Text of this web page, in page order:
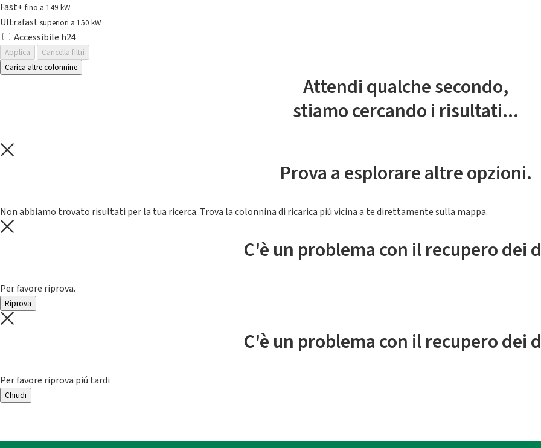
Fast+fino a 149 kW
Ultrafast superiori a 150 kW
Accessibile h24
Applica
Cancella filtri
Carica altre colonnine
Attendi qualche secondo,
stiamo cercando i risultati...
Prova a esplorare altre opzioni.
Non abbiamo trovato risultati per la tua ricerca. Trova la colonnina di ricarica piú vicina a te direttamente sulla mappa.
C'è un problema con il recupero dei
Per favore riprova.
Riprova
C'è un problema con il recupero dei
Per favore riprova piú tardi
Chiudi